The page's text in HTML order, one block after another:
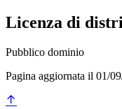
Licenza di
Pubblico dominio
Pagina aggiornata il 01/